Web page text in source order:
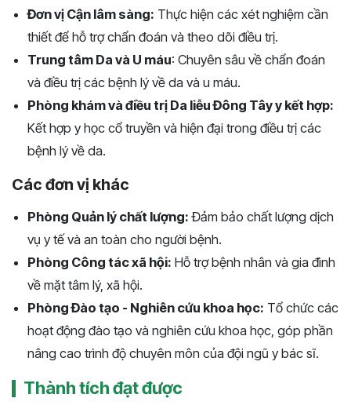
Đơn vị Cận lâm sàng: Thực hiện các xét nghiệm cần
thiết để hỗ trợ chẩn đoán và theo dõi điều trị.
Trung tâm Da và U máu: Chuyên sâu về chẩn đoán
và điều trị các bệnh lý về da và u máu.
Phòng khám và điều trị Da liễu Đông Tây y kết hợp:
Kết hợp y học cổ truyền và hiện đại trong điều trị các
bệnh lý về da.
Các đơn vị khác
Phòng Quản lý chất lượng: Đảm bảo chất lượng dịch
vụ y tế và an toàn cho người bệnh.
Phòng Công tác xã hội: Hỗ trợ bệnh nhân và gia đình
về mặt tâm lý, xã hội.
Phòng Đào tạo - Nghiên cứu khoa học: Tổ chức các
hoạt động đào tạo và nghiên cứu khoa học, góp phần
nâng cao trình độ chuyên môn của đội ngũ y bác sĩ.
Thành tích đạt được